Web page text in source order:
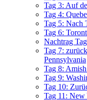
Tag 3: Auf
Tag 4:
Tag 5: Nach
Tag 6:
Nachtrag
Tag 7:
Pennsylvania
Tag 8:
Tag 9:
Tag 10:
Tag 11: New